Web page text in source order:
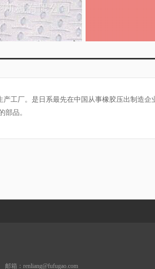
厂。是日系最先在中国从事橡胶压出制造企
部品。
邮箱：renliang@fufugao.com